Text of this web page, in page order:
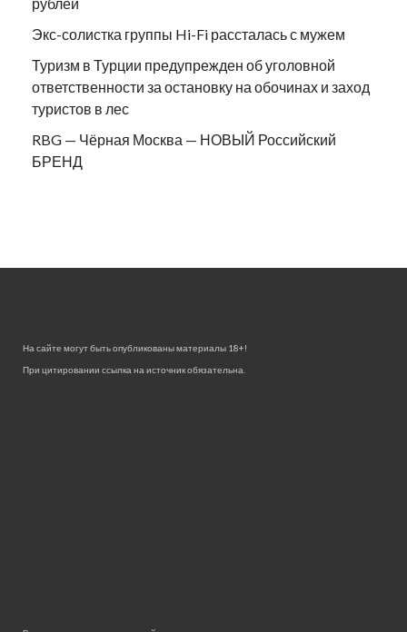
рублей
Экс-солистка группы Hi-Fi рассталась с мужем
Туризм в Турции предупрежден об уголовной
ответственности за остановку на обочинах и заход
туристов в лес
RBG — Чёрная Москва — НОВЫЙ Российский
БРЕНД
На сайте могут быть опубликованы материалы 18+!
При цитировании ссылка на источник обязательна.